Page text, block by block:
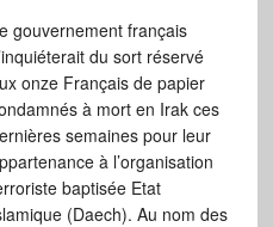
gouvernement français
du sort réservé
onze Français de papier
à mort en Irak ces
semaines pour leur
à l’organisation
baptisée Etat
(Daech). Au nom des